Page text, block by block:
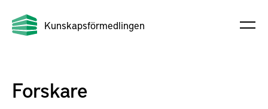
Kunskapsförmedlingen
Forskare